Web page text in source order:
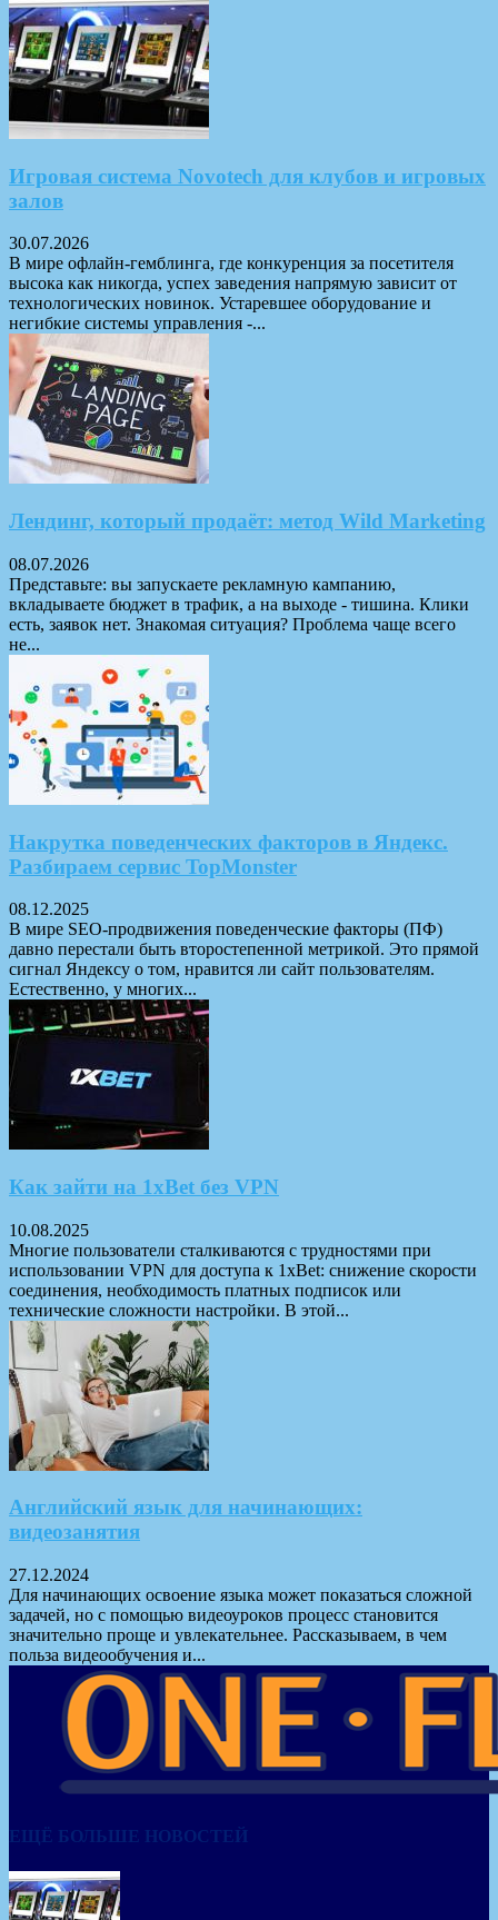
Игровая система Novotech для клубов и игровых
залов
30.07.2026
В мире офлайн-гемблинга, где конкуренция за посетителя
высока как никогда, успех заведения напрямую зависит от
технологических новинок. Устаревшее оборудование и
негибкие системы управления -...
Лендинг, который продаёт: метод Wild Marketing
08.07.2026
Представьте: вы запускаете рекламную кампанию,
вкладываете бюджет в трафик, а на выходе - тишина. Клики
есть, заявок нет. Знакомая ситуация? Проблема чаще всего
не...
Накрутка поведенческих факторов в Яндекс.
Разбираем сервис TopMonster
08.12.2025
В мире SEO-продвижения поведенческие факторы (ПФ)
давно перестали быть второстепенной метрикой. Это прямой
сигнал Яндексу о том, нравится ли сайт пользователям.
Естественно, у многих...
Как зайти на 1xBet без VPN
10.08.2025
Многие пользователи сталкиваются с трудностями при
использовании VPN для доступа к 1xBet: снижение скорости
соединения, необходимость платных подписок или
технические сложности настройки. В этой...
Английский язык для начинающих:
видеозанятия
27.12.2024
Для начинающих освоение языка может показаться сложной
задачей, но с помощью видеоуроков процесс становится
значительно проще и увлекательнее. Рассказываем, в чем
польза видеообучения и...
ЕЩЁ БОЛЬШЕ НОВОСТЕЙ